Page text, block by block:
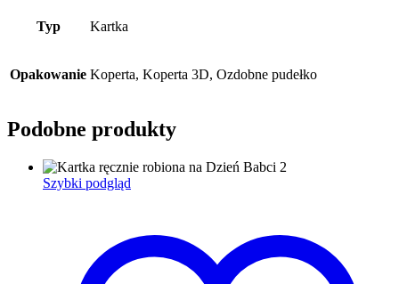
Typ Kartka
Opakowanie Koperta, Koperta 3D, Ozdobne pudełko
Podobne produkty
Szybki podgląd